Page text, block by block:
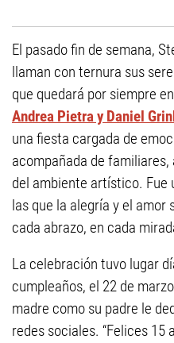
El pasado fin de semana,
llaman con ternura sus
que quedará por siempre
Andrea Pietra y Daniel
una fiesta cargada de
acompañada de
del ambiente artístico. Fue
las que la alegría y el amor
cada abrazo, en cada
La celebración tuvo lugar
cumpleaños, el 22 de
madre como su padre le
redes sociales. “Felices 15